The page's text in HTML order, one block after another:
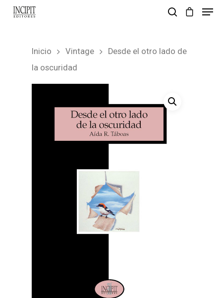
Inicio Vintage
Desde el otro lado de
la oscuridad